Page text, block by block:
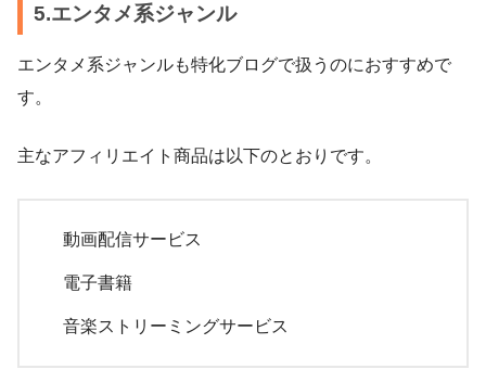
5.エンタメ系ジャンル
エンタメ系ジャンルも特化ブログで扱うのにおすすめで
す。
主なアフィリエイト商品は以下のとおりです。
動画配信サービス
電子書籍
音楽ストリーミングサービス